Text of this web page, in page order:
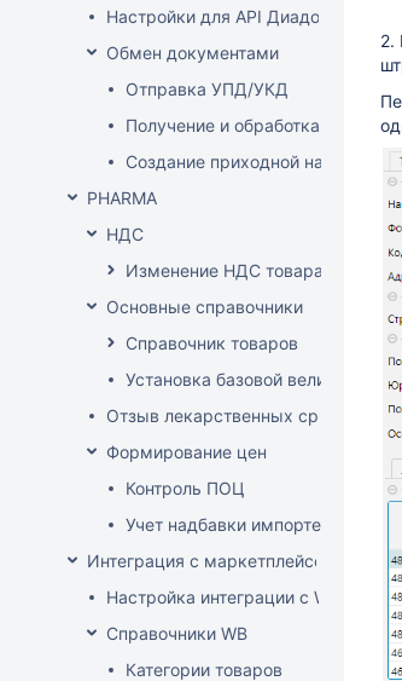
Настройки для API Диадок
Обмен документами
Отправка УПД/УКД
Получение и обработка УПД/УКД
Создание приходной
PHARMA
НДС
Изменение НДС товара
Основные справочники
Справочник товаров
Установка базовой величины
Отзыв лекарственных средств из
Формирование цен
Контроль ПОЦ
Учет надбавки импортера в
Интеграция с маркетплейсом
Настройка интеграции с WB API
Справочники WB
Категории товаров
2.